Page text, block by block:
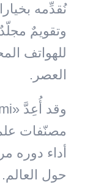
نُقدِّمه
وتقويمٌ
للهواتف
العصر.
مصنّفات
أداء دوره
حول العالم.